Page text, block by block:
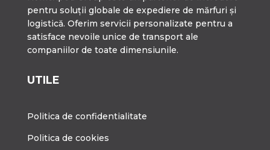
pentru soluții globale de expediere de mărfuri și
logistică. Oferim servicii personalizate pentru a
satisface nevoile unice de transport ale
companiilor de toate dimensiunile.
UTILE
Politica de confidentialitate
Politica de cookies